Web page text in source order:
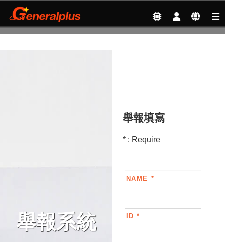
Sustainable Development
| Code of Ethics and Business
Conduct
舉報系統
舉報填寫
* : Require
NAME *
ID *